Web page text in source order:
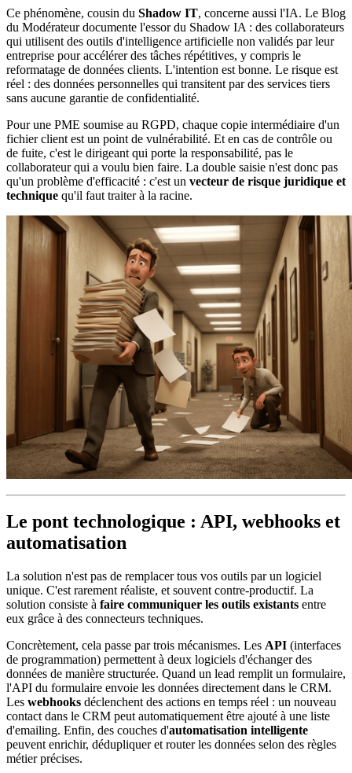
Ce phénomène, cousin du Shadow IT, concerne aussi l'IA. Le Blog
du Modérateur documente l'essor du Shadow IA : des collaborateurs
qui utilisent des outils d'intelligence artificielle non validés par leur
entreprise pour accélérer des tâches répétitives, y compris le
reformatage de données clients. L'intention est bonne. Le risque est
réel : des données personnelles qui transitent par des services tiers
sans aucune garantie de confidentialité.
Pour une PME soumise au RGPD, chaque copie intermédiaire d'un
fichier client est un point de vulnérabilité. Et en cas de contrôle ou
de fuite, c'est le dirigeant qui porte la responsabilité, pas le
collaborateur qui a voulu bien faire. La double saisie n'est donc pas
qu'un problème d'efficacité : c'est un vecteur de risque juridique et
technique qu'il faut traiter à la racine.
Le pont technologique : API, webhooks et
automatisation
La solution n'est pas de remplacer tous vos outils par un logiciel
unique. C'est rarement réaliste, et souvent contre-productif. La
solution consiste à faire communiquer les outils existants entre
eux grâce à des connecteurs techniques.
Concrètement, cela passe par trois mécanismes. Les API (interfaces
de programmation) permettent à deux logiciels d'échanger des
données de manière structurée. Quand un lead remplit un formulaire,
l'API du formulaire envoie les données directement dans le CRM.
Les webhooks déclenchent des actions en temps réel : un nouveau
contact dans le CRM peut automatiquement être ajouté à une liste
d'emailing. Enfin, des couches d'automatisation intelligente
peuvent enrichir, dédupliquer et router les données selon des règles
métier précises.